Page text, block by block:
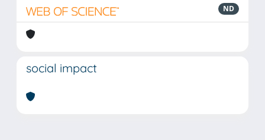
ND
social impact